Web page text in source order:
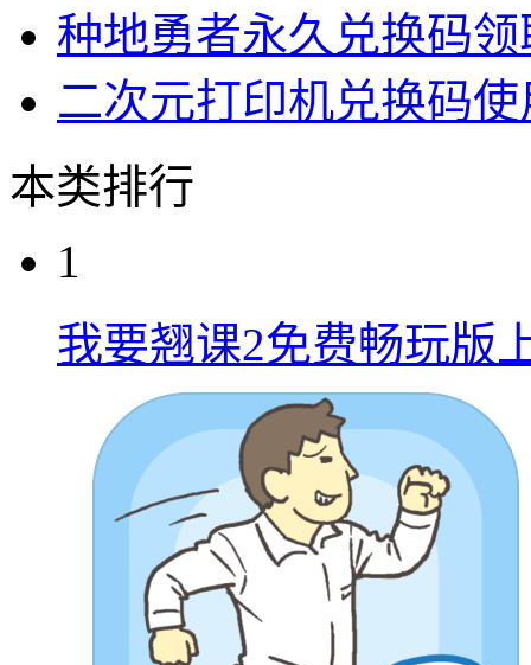
种地勇者永久兑换码
二次元打印机兑换码
本类排行
1
我要翘课2免费畅玩版